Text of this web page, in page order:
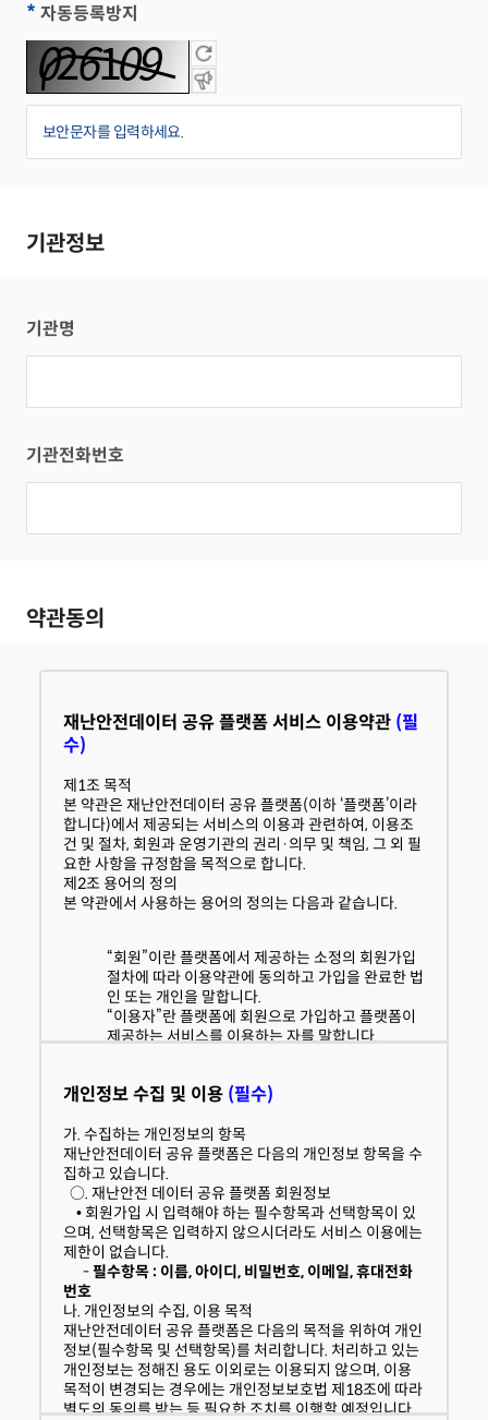
* 자동등록방지
기관정보
기관명
기관전화번호
약관동의
재난안전데이터 공유 플랫폼 서비스 이용약관 (필
수)
제1조 목적
본 약관은 재난안전데이터 공유 플랫폼(이하 ‘플랫폼’이라
합니다)에서 제공되는 서비스의 이용과 관련하여, 이용조
건 및 절차, 회원과 운영기관의 권리·의무 및 책임, 그 외 필
요한 사항을 규정함을 목적으로 합니다.
제2조 용어의 정의
본 약관에서 사용하는 용어의 정의는 다음과 같습니다.
“회원”이란 플랫폼에서 제공하는 소정의 회원가입
절차에 따라 이용약관에 동의하고 가입을 완료한 법
인 또는 개인을 말합니다.
“이용자”란 플랫폼에 회원으로 가입하고 플랫폼이
제공하는 서비스를 이용하는 자를 말합니다.
“운영기관”이란 플랫폼의 구축·관리 및 활용촉진에
본 약관에서 정의하지 않은 것은 관련 법령 및 각 서비스별
안내에서 정하는 바에 따르며, 그 외에는 일반 관례에 따릅
니다.
개인정보 수집 및 이용 (필수)
가. 수집하는 개인정보의 항목
재난안전데이터 공유 플랫폼은 다음의 개인정보 항목을 수
집하고 있습니다.
○. 재난안전 데이터 공유 플랫폼 회원정보
• 회원가입 시 입력해야 하는 필수항목과 선택항목이 있
으며, 선택항목은 입력하지 않으시더라도 서비스 이용에는
제한이 없습니다.
-필수항목 : 이름, 아이디, 비밀번호, 이메일, 휴대전화
번호
나. 개인정보의 수집, 이용 목적
재난안전데이터 공유 플랫폼은 다음의 목적을 위하여 개인
정보(필수항목 및 선택항목)를 처리합니다. 처리하고 있는
개인정보는 정해진 용도 이외로는 이용되지 않으며, 이용
목적이 변경되는 경우에는 개인정보보호법 제18조에 따라
별도의 동의를 받는 등 필요한 조치를 이행할 예정입니다.